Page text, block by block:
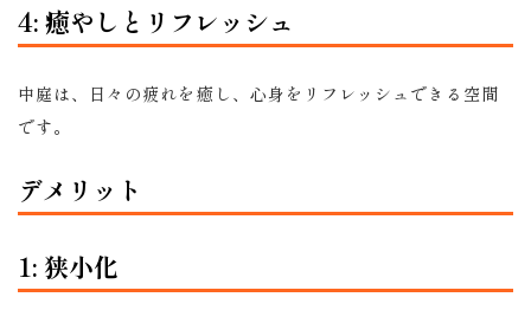
4: 癒やしとリフレッシュ
中庭は、日々の疲れを癒し、心身をリフレッシュできる空間
です。
デメリット
1: 狭小化